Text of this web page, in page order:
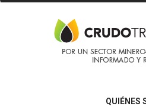
QUIÉNES